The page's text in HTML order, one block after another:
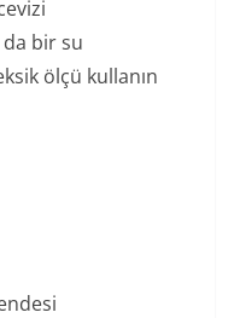
da bir su
ölçü kullanın